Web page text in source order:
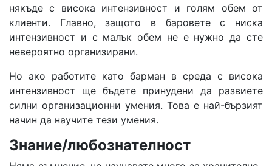
някъде с висока интензивност и голям обем от
клиенти. Главно, защото в баровете с ниска
интензивност и с малък обем не е нужно да сте
невероятно организирани.
Но ако работите като барман в среда с висока
интензивност ще бъдете принудени да развиете
силни организационни умения. Това е най-бързият
начин да научите тези умения.
Знание/любознателност